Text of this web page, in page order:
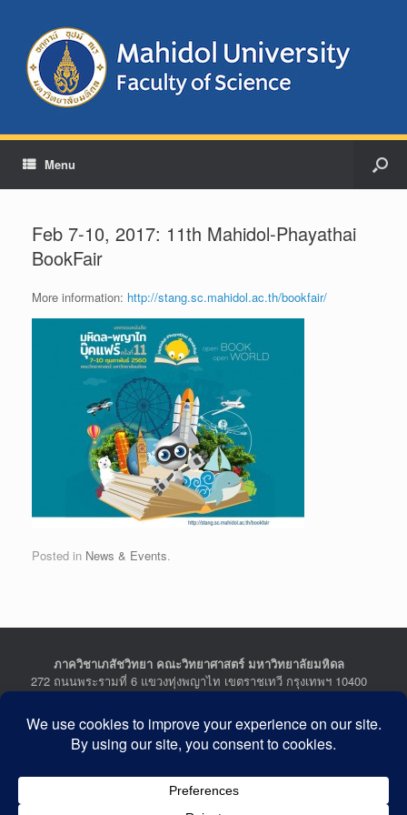
Menu
Feb 7-10, 2017: 11th Mahidol-Phayathai
BookFair
More information: http://stang.sc.mahidol.ac.th/bookfair/
Posted in News & Events.
ภาควิชาเภสัชวิทยา คณะวิทยาศาสตร์ มหาวิทยาลัยมหิดล
272 ถนนพระรามที่ 6 แขวงทุ่งพญาไท เขตราชเทวี กรุงเทพฯ 10400
Department of Pharmacology, Faculty of Science, Mahidol
University
272 Rama VI Road, Ratchathewi District, Bangkok 10400
Tel : +662-201-5641-2, Fax : +662-354-7157